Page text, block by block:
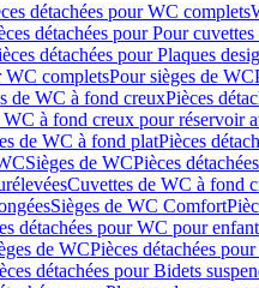
détachées pour WC complets
détachées pour Pour
détachées pour Plaques
WC completsPour sièges de WC
de WC à fond creuxPièces
WC à fond creux pour réservoir
de WC à fond platPièces
Sièges de WCPièces
Cuvettes de WC à fond
Sièges de WC Comfort
détachées pour WC pour
de WCPièces détachées
détachées pour Bidets